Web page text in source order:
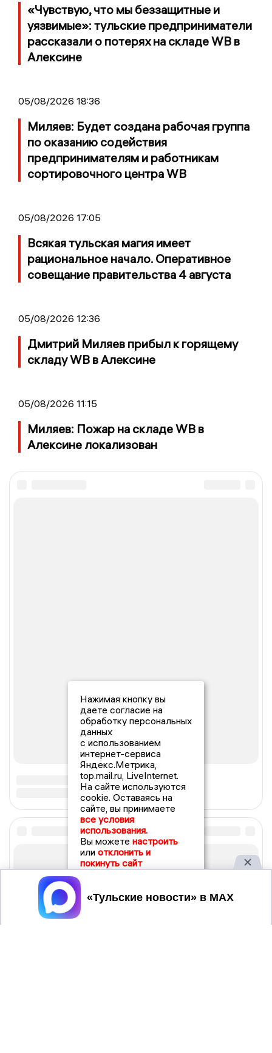
«Чувствую, что мы беззащитные и
уязвимые»: тульские предприниматели
рассказали о потерях на складе WB в
Алексине
05/08/2026 18:36
Миляев: Будет создана рабочая группа
по оказанию содействия
предпринимателям и работникам
сортировочного центра WB
05/08/2026 17:05
Всякая тульская магия имеет
рациональное начало. Оперативное
совещание правительства 4 августа
05/08/2026 12:36
Дмитрий Миляев прибыл к горящему
складу WB в Алексине
05/08/2026 11:15
Миляев: Пожар на складе WB в
Алексине локализован
Нажимая кнопку вы
даете согласие на
обработку персональных
данных
с использованием
интернет-сервиса
Яндекс.Метрика,
top.mail.ru, LiveInternet.
На сайте используются
cookie. Оставаясь на
сайте, вы принимаете
все условия
использования.
Вы можете настроить
или отклонить и
покинуть сайт
Принять